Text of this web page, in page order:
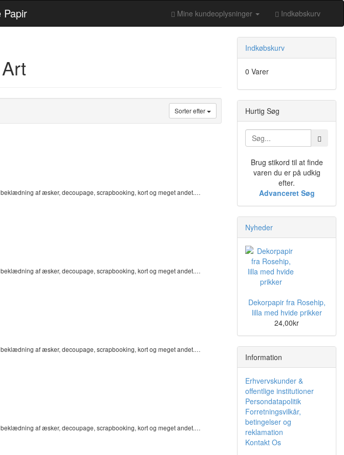
Mine kundeoplysninger Indkøbskurv
Papir
Sorter efter
af æsker, decoupage, scrapbooking, kort og meget andet.…
af æsker, decoupage, scrapbooking, kort og meget andet.…
af æsker, decoupage, scrapbooking, kort og meget andet.…
af æsker, decoupage, scrapbooking, kort og meget andet.…
Indkøbskurv
0 Varer
Hurtig Søg
Brug stikord til at finde
varen du er på udkig
efter.
Advanceret Søg
Nyheder
Dekorpapir fra Rosehip,
lilla med hvide prikker
24,00kr
Information
Erhvervskunder &
offentlige institutioner
Persondatapolitik
Forretningsvilkår,
betingelser og
reklamation
Kontakt Os